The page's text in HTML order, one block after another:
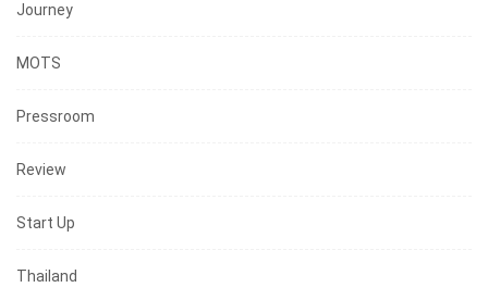
Journey
MOTS
Pressroom
Review
Start Up
Thailand